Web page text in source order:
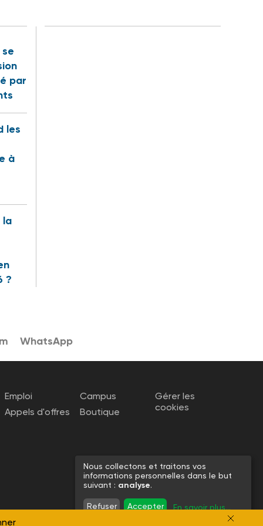
par
les
à
la
?
WhatsApp
Emploi
Appels d'offres
Campus
Boutique
Gérer les
cookies
Nous collectons et traitons vos
informations personnelles dans le but
suivant : analyse.
Refuser Accepter En savoir plus...